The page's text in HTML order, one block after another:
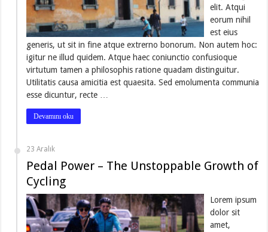
elit. Atqui
eorum nihil
est eius
generis, ut sit in fine atque extrerno bonorum. Non autem hoc:
igitur ne illud quidem. Atque haec coniunctio confusioque
virtutum tamen a philosophis ratione quadam distinguitur.
Utilitatis causa amicitia est quaesita. Sed emolumenta communia
esse dicuntur, recte …
Devamını oku
23 Aralık
Pedal Power – The Unstoppable Growth of
Cycling
Lorem ipsum
dolor sit
amet,